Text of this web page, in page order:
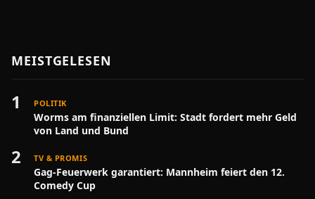
MEISTGELESEN
1 POLITIK
Worms am finanziellen Limit: Stadt fordert mehr Geld
von Land und Bund
2 TV & PROMIS
Gag-Feuerwerk garantiert: Mannheim feiert den 12.
Comedy Cup